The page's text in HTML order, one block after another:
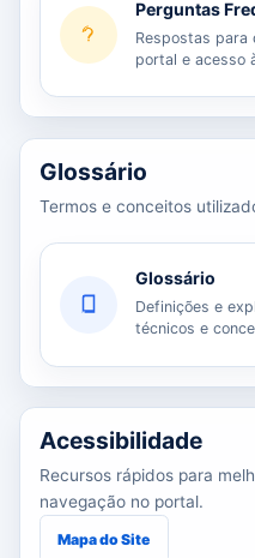
Perguntas
Respostas para
portal e acesso
Glossário
Termos e conceitos
Glossário
Definições e
técnicos e
Acessibilidade
Recursos rápidos para
navegação no portal.
Mapa do Site